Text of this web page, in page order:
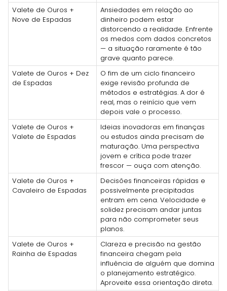
Valete de Ouros +
Nove de Espadas
Ansiedades em relação ao
dinheiro podem estar
distorcendo a realidade. Enfrente
os medos com dados concretos
— a situação raramente é tão
grave quanto parece.
Valete de Ouros + Dez
de Espadas
O fim de um ciclo financeiro
exige revisão profunda de
métodos e estratégias. A dor é
real, mas o reinício que vem
depois vale o processo.
Valete de Ouros +
Valete de Espadas
Ideias inovadoras em finanças
ou estudos ainda precisam de
maturação. Uma perspectiva
jovem e crítica pode trazer
frescor — ouça com atenção.
Valete de Ouros +
Cavaleiro de Espadas
Decisões financeiras rápidas e
possivelmente precipitadas
entram em cena. Velocidade e
solidez precisam andar juntas
para não comprometer seus
planos.
Valete de Ouros +
Rainha de Espadas
Clareza e precisão na gestão
financeira chegam pela
influência de alguém que domina
o planejamento estratégico.
Aproveite essa orientação direta.